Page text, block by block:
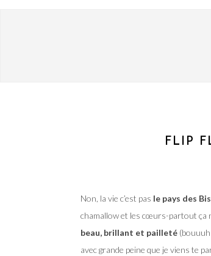
FLIP
Non, la vie c’est pas le pays des
chamallow et les cœurs-partout ça
beau, brillant et pailleté
avec grande peine que je viens te